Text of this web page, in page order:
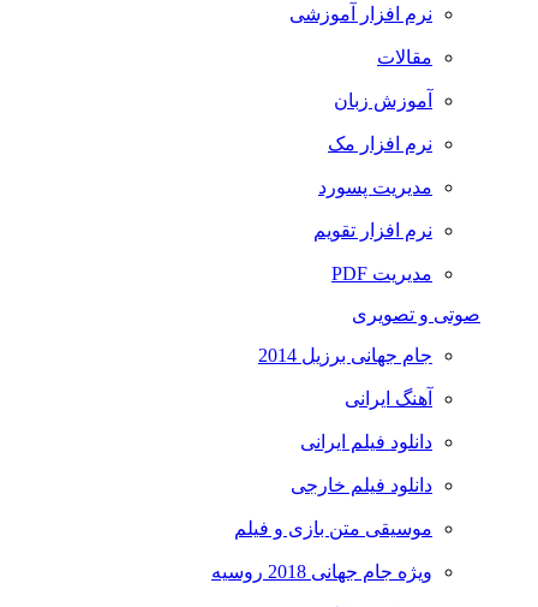
نرم افزار آموزشی
مقالات
آموزش زبان
نرم افزار مک
مدیریت پسورد
نرم افزار تقویم
مدیریت PDF
صوتی و تصویری
جام جهانی برزیل 2014
آهنگ ایرانی
دانلود فیلم ایرانی
دانلود فیلم خارجی
موسیقی متن بازی و فیلم
ویژه جام جهانی 2018 روسیه